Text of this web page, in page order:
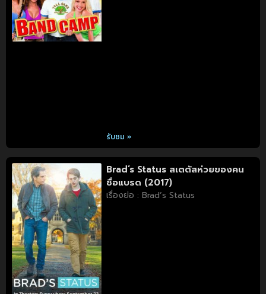
รับชม »
Brad’s Status สเตตัสห่วยของคน
ชื่อแบรด (2017)
เรื่องย่อ : Brad’s Status